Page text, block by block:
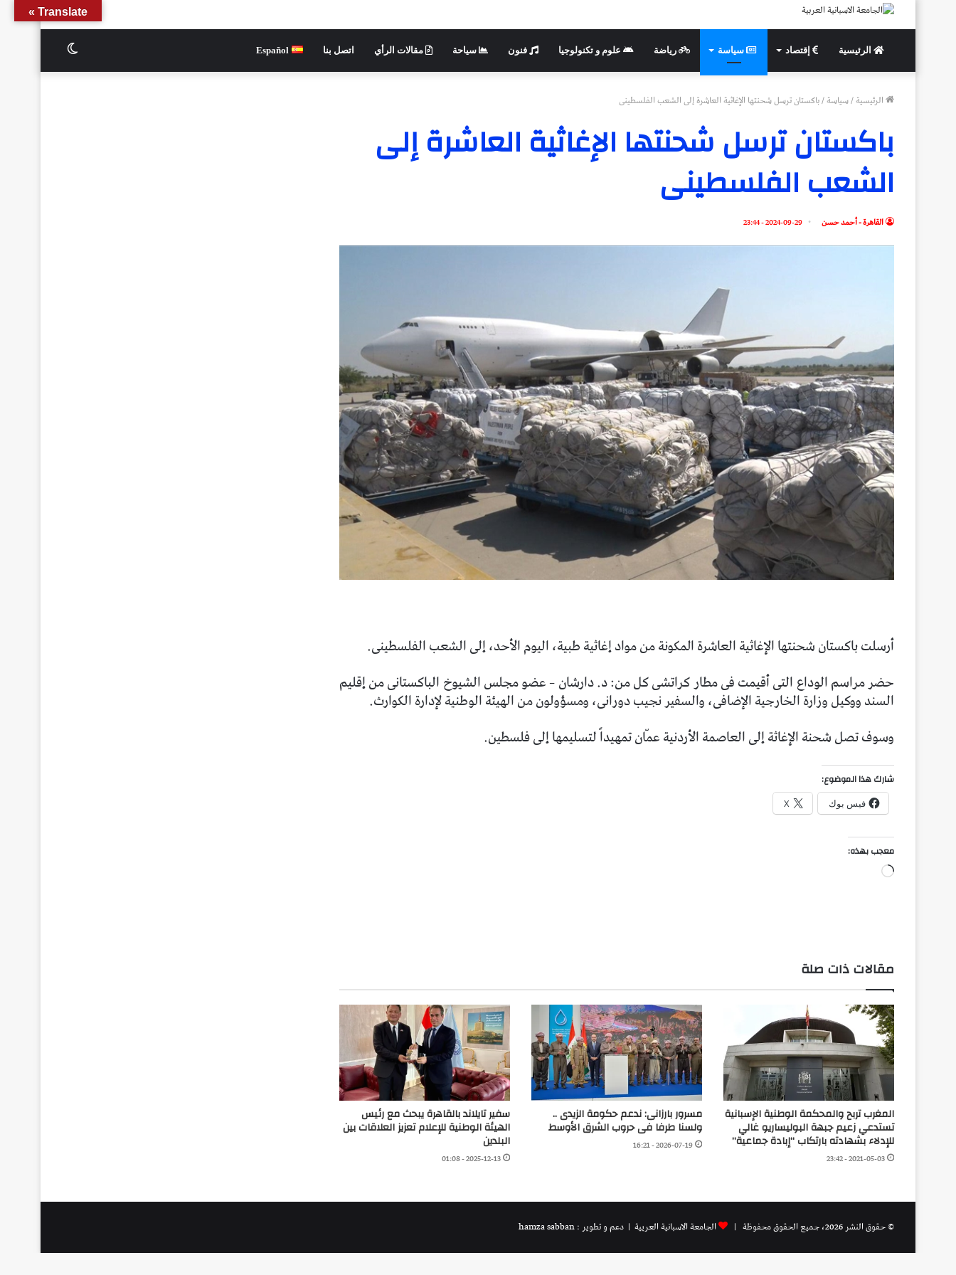
الرئيسية إقتصاد سياسة رياضة علوم و تكنولوجيا فنون سياحة مقالات الرأي اتصل بنا Español الوضع
الرئيسية/سياسة/باكستان ترسل شحنتها الإغاثية العاشرة إلى الشعب الفلسطينى
باكستان ترسل شحنتها الإغاثية العاشرة إلى
الشعب الفلسطينى
القاهرة - أحمد حسن 2024-09-29 - 23:44
أرسلت باكستان شحنتها الإغاثية العاشرة المكونة من مواد إغاثية طبية، اليوم الأحد، إلى الشعب الفلسطينى.
حضر مراسم الوداع التى أقيمت فى مطار كراتشى كل من: د. دارشان – عضو مجلس الشيوخ الباكستانى من إقليم
السند ووكيل وزارة الخارجية الإضافى، والسفير نجيب دورانى، ومسؤولون من الهيئة الوطنية لإدارة الكوارث.
وسوف تصل شحنة الإغاثة إلى العاصمة الأردنية عمّان تمهيداً لتسليمها إلى فلسطين.
شارك هذا الموضوع:
فيس بوك X
معجب بهذه:
جاري
مقالات ذات صلة
المغرب تربح والمحكمة الوطنية الإسبانية
تستدعي زعيم جبهة البوليساريو غالي
للإدلاء بشهادته بارتكاب “إبادة جماعية”
2021-05-03 - 23:42
مسرور بارزانى: ندعم حكومة الزيدى ..
ولسنا طرفا فى حروب الشرق الأوسط
2026-07-19 - 16:21
سفير تايلاند بالقاهرة يبحث مع رئيس
الهيئة الوطنية للإعلام تعزيز العلاقات بين
البلدين
2025-12-13 - 01:08
© حقوق النشر 2026، جميع الحقوق محفوظة | الجامعة الاسبانية العريية | دعم و تطوير : hamza sabban
Translate »